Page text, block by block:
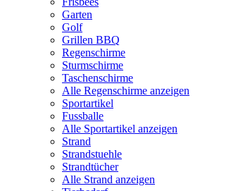
Garten
Golf
Grillen BBQ
Regenschirme
Sturmschirme
Taschenschirme
Alle Regenschirme anzeigen
Sportartikel
Fussballe
Alle Sportartikel anzeigen
Strand
Strandstuehle
Strandtücher
Alle Strand anzeigen